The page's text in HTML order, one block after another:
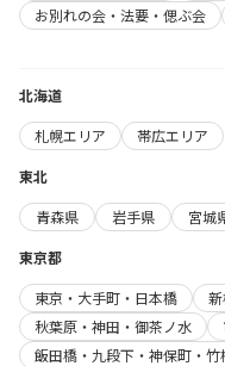
お別れの会・法要・偲ぶ会
北海道
札幌エリア
帯広エリア
東北
青森県
岩手県 宮城
東京都
東京・大手町・日本橋
秋葉原・神田・御茶ノ水
飯田橋・九段下・神保町・竹